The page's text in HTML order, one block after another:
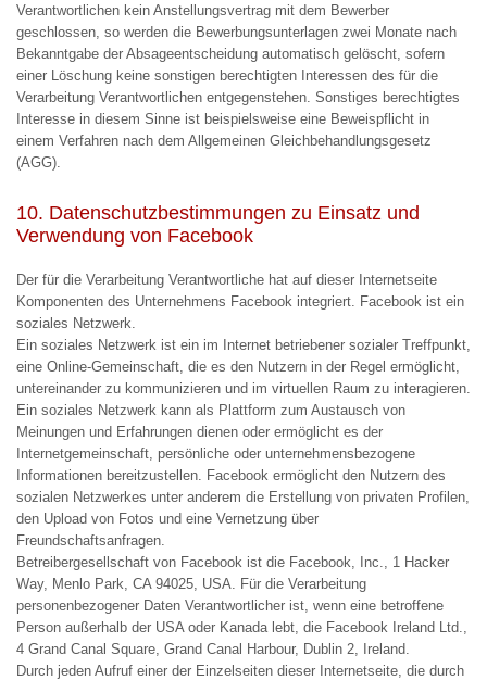
Verantwortlichen kein Anstellungsvertrag mit dem Bewerber
geschlossen, so werden die Bewerbungsunterlagen zwei Monate nach
Bekanntgabe der Absageentscheidung automatisch gelöscht, sofern
einer Löschung keine sonstigen berechtigten Interessen des für die
Verarbeitung Verantwortlichen entgegenstehen. Sonstiges berechtigtes
Interesse in diesem Sinne ist beispielsweise eine Beweispflicht in
einem Verfahren nach dem Allgemeinen Gleichbehandlungsgesetz
(AGG).
10. Datenschutzbestimmungen zu Einsatz und
Verwendung von Facebook
Der für die Verarbeitung Verantwortliche hat auf dieser Internetseite
Komponenten des Unternehmens Facebook integriert. Facebook ist ein
soziales Netzwerk.
Ein soziales Netzwerk ist ein im Internet betriebener sozialer Treffpunkt,
eine Online-Gemeinschaft, die es den Nutzern in der Regel ermöglicht,
untereinander zu kommunizieren und im virtuellen Raum zu interagieren.
Ein soziales Netzwerk kann als Plattform zum Austausch von
Meinungen und Erfahrungen dienen oder ermöglicht es der
Internetgemeinschaft, persönliche oder unternehmensbezogene
Informationen bereitzustellen. Facebook ermöglicht den Nutzern des
sozialen Netzwerkes unter anderem die Erstellung von privaten Profilen,
den Upload von Fotos und eine Vernetzung über
Freundschaftsanfragen.
Betreibergesellschaft von Facebook ist die Facebook, Inc., 1 Hacker
Way, Menlo Park, CA 94025, USA. Für die Verarbeitung
personenbezogener Daten Verantwortlicher ist, wenn eine betroffene
Person außerhalb der USA oder Kanada lebt, die Facebook Ireland Ltd.,
4 Grand Canal Square, Grand Canal Harbour, Dublin 2, Ireland.
Durch jeden Aufruf einer der Einzelseiten dieser Internetseite, die durch